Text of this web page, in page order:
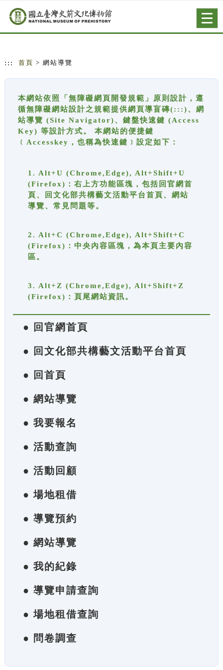
跳到主要內容
網站導覽
::: 首頁 > 網站導覽
本網站依照「無障礙網頁開發規範」原則設計，遵
循無障礙網站設計之規範提供網頁導盲磚(:::)、網
站導覽 (Site Navigator)、鍵盤快速鍵 (Access
Key) 等設計方式。 本網站的便捷鍵
﹝Accesskey，也稱為快速鍵﹞設定如下：
1. Alt+U (Chrome,Edge), Alt+Shift+U
(Firefox)：右上方功能區塊，包括回官網首
頁、回文化部共構藝文活動平台首頁、網站
導覽、常見問題等。
2. Alt+C (Chrome,Edge), Alt+Shift+C
(Firefox)：中央內容區塊，為本頁主要內容
區。
3. Alt+Z (Chrome,Edge), Alt+Shift+Z
(Firefox)：頁尾網站資訊。
● 回官網首頁
● 回文化部共構藝文活動平台首頁
● 回首頁
● 網站導覽
● 我要報名
● 活動查詢
● 活動回顧
● 場地租借
● 導覽預約
● 網站導覽
● 我的紀錄
● 導覽申請查詢
● 場地租借查詢
● 問卷調查